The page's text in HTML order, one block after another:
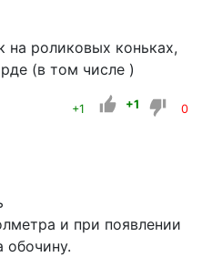
на роликовых коньках,
(в том числе )
+1 +1 0
и при появлении
обочину.